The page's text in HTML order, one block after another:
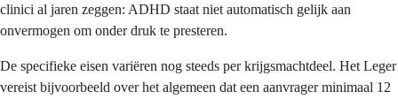
clinici al jaren zeggen: ADHD staat niet automatisch gelijk aan
onvermogen om onder druk te presteren.
De specifieke eisen variëren nog steeds per krijgsmachtdeel. Het Leger
vereist bijvoorbeeld over het algemeen dat een aanvrager minimaal 12